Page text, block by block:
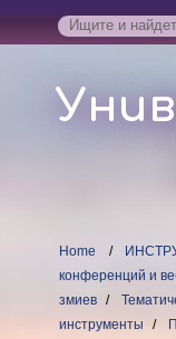
Home
конференций и
змиев
инструменты